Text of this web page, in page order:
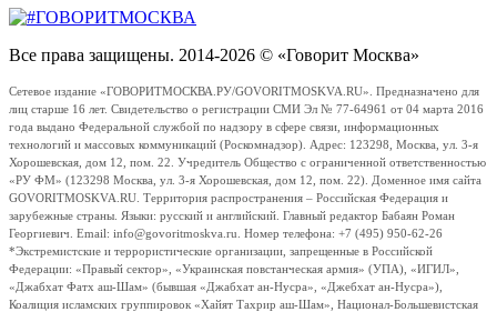
Все права защищены. 2014-2026 © «Говорит Москва»
Сетевое издание «ГОВОРИТМОСКВА.РУ/GOVORITMOSKVA.RU». Предназначено для
лиц старше 16 лет. Свидетельство о регистрации СМИ Эл № 77-64961 от 04 марта 2016
года выдано Федеральной службой по надзору в сфере связи, информационных
технологий и массовых коммуникаций (Роскомнадзор). Адрес: 123298, Москва, ул. 3-я
Хорошевская, дом 12, пом. 22. Учредитель Общество с ограниченной ответственностью
«РУ ФМ» (123298 Москва, ул. 3-я Хорошевская, дом 12, пом. 22). Доменное имя сайта
GOVORITMOSKVA.RU. Территория распространения – Российская Федерация и
зарубежные страны. Языки: русский и английский. Главный редактор Бабаян Роман
Георгиевич. Email: info@govoritmoskva.ru. Номер телефона: +7 (495) 950-62-26
*Экстремистские и террористические организации, запрещенные в Российской
Федерации: «Правый сектор», «Украинская повстанческая армия» (УПА), «ИГИЛ»,
«Джабхат Фатх аш-Шам» (бывшая «Джабхат ан-Нусра», «Джебхат ан-Нусра»),
Коалиция исламских группировок «Хайят Тахрир аш-Шам», Национал-Большевистская